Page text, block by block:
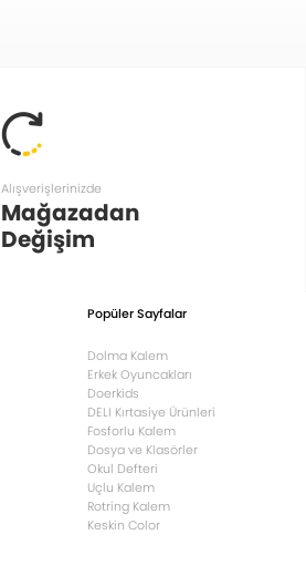
Alışverişlerinizde
Mağazadan
Değişim
Popüler Sayfalar
Dolma Kalem
Erkek Oyuncakları
Doerkids
DELI Kırtasiye Ürünleri
Fosforlu Kalem
Dosya ve Klasörler
Okul Defteri
Uçlu Kalem
Rotring Kalem
Keskin Color